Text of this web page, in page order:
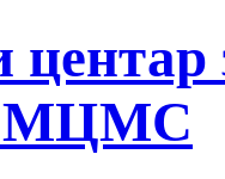
- МЦМС